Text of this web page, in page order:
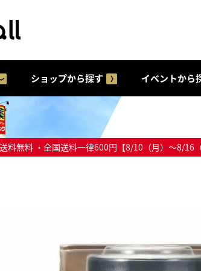
ショップから探す イベントから
料無料 ・全国送料一律600円【8/10（月）～8/16